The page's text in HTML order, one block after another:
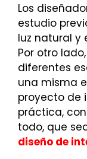
Los
estudio
luz natural y
Por otro
diferentes
una misma
proyecto de
práctica,
todo, que
diseño de